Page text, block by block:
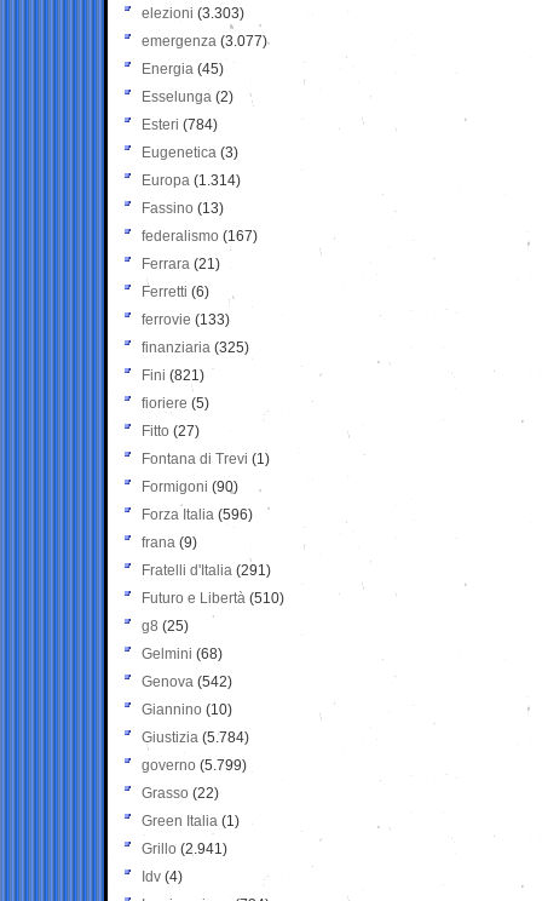
elezioni (3.303)
emergenza (3.077)
Energia (45)
Esselunga (2)
Esteri (784)
Eugenetica (3)
Europa (1.314)
Fassino (13)
federalismo (167)
Ferrara (21)
Ferretti (6)
ferrovie (133)
finanziaria (325)
Fini (821)
fioriere (5)
Fitto (27)
Fontana di Trevi (1)
Formigoni (90)
Forza Italia (596)
frana (9)
Fratelli d'Italia (291)
Futuro e Libertà (510)
g8 (25)
Gelmini (68)
Genova (542)
Giannino (10)
Giustizia (5.784)
governo (5.799)
Grasso (22)
Green Italia (1)
Grillo (2.941)
Idv (4)